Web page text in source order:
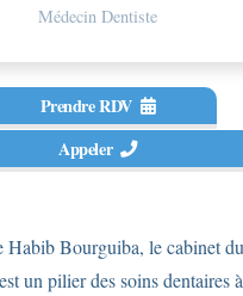
Médecin Dentiste
Prendre RDV
Appeler
Habib Bourguiba, le cabinet du
est un pilier des soins dentaires